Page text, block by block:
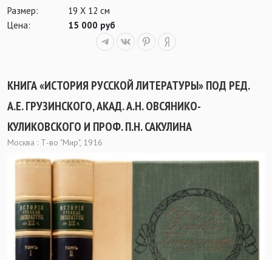
Размер:
19 Х 12 см
Цена:
15 000 руб
КНИГА «ИСТОРИЯ РУССКОЙ ЛИТЕРАТУРЫ» ПОД РЕД.
А.Е. ГРУЗИНСКОГО, АКАД. А.Н. ОВСЯНИКО-
КУЛИКОВСКОГО И ПРОФ. П.Н. САКУЛИНА
Москва : Т-во "Мир", 1916